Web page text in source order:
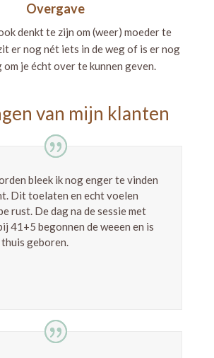
Overgave
denkt te zijn om (weer) moeder te
er nog nét iets in de weg of is er nog
om je écht over te kunnen geven.
van mijn klanten
bleek ik nog enger te vinden
Dit toelaten en echt voelen
rust. De dag na de sessie met
41+5 begonnen de weeen en is
geboren.